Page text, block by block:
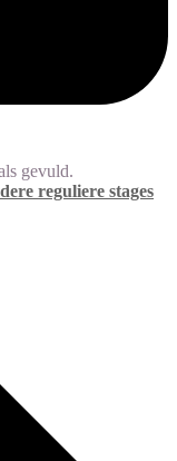
gevuld.
reguliere stages